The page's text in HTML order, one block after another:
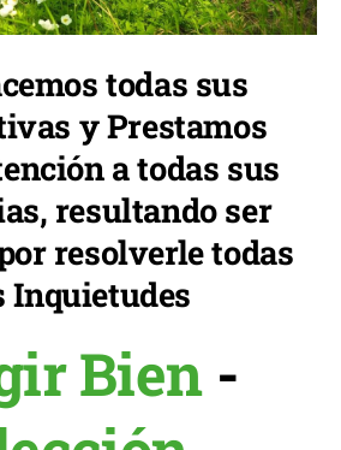
todas sus
y Prestamos
a todas sus
resultando ser
resolverle todas
Inquietudes
Bien -